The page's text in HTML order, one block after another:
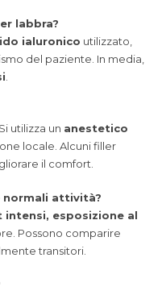
labbra?
ialuronico utilizzato,
del paziente. In media,
utilizza un anestetico
locale. Alcuni filler
il comfort.
normali attività?
intensi, esposizione al
Possono comparire
transitori.